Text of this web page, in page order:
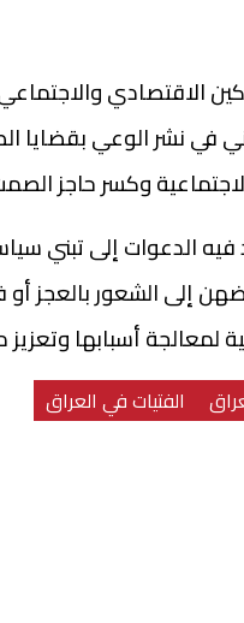
الاقتصادي والاجتماعي
في نشر الوعي بقضايا
وكسر حاجز
الدعوات إلى تبني
إلى الشعور بالعجز
لمعالجة أسبابها
الفتيات في العراق